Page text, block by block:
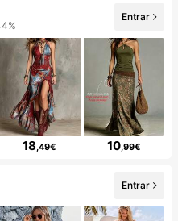
Entrar
18,49€ 10,99€
Entrar